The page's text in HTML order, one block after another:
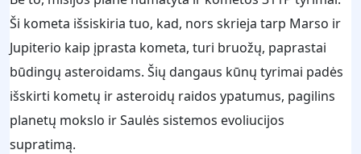
Ši kometa išsiskiria tuo, kad, nors skrieja tarp Marso ir
Jupiterio kaip įprasta kometa, turi bruožų, paprastai
būdingų asteroidams. Šių dangaus kūnų tyrimai padės
išskirti kometų ir asteroidų raidos ypatumus, pagilins
planetų mokslo ir Saulės sistemos evoliucijos
supratimą.